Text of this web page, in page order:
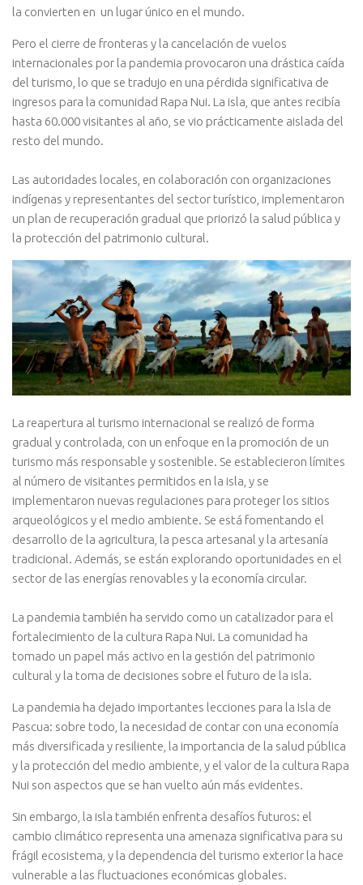
la convierten en un lugar único en el mundo.
Pero el cierre de fronteras y la cancelación de vuelos
internacionales por la pandemia provocaron una drástica caída
del turismo, lo que se tradujo en una pérdida significativa de
ingresos para la comunidad Rapa Nui. La isla, que antes recibía
hasta 60.000 visitantes al año, se vio prácticamente aislada del
resto del mundo.
Las autoridades locales, en colaboración con organizaciones
indígenas y representantes del sector turístico, implementaron
un plan de recuperación gradual que priorizó la salud pública y
la protección del patrimonio cultural.
La reapertura al turismo internacional se realizó de forma
gradual y controlada, con un enfoque en la promoción de un
turismo más responsable y sostenible. Se establecieron límites
al número de visitantes permitidos en la isla, y se
implementaron nuevas regulaciones para proteger los sitios
arqueológicos y el medio ambiente. Se está fomentando el
desarrollo de la agricultura, la pesca artesanal y la artesanía
tradicional. Además, se están explorando oportunidades en el
sector de las energías renovables y la economía circular.
La pandemia también ha servido como un catalizador para el
fortalecimiento de la cultura Rapa Nui. La comunidad ha
tomado un papel más activo en la gestión del patrimonio
cultural y la toma de decisiones sobre el futuro de la isla.
La pandemia ha dejado importantes lecciones para la Isla de
Pascua: sobre todo, la necesidad de contar con una economía
más diversificada y resiliente, la importancia de la salud pública
y la protección del medio ambiente, y el valor de la cultura Rapa
Nui son aspectos que se han vuelto aún más evidentes.
Sin embargo, la isla también enfrenta desafíos futuros: el
cambio climático representa una amenaza significativa para su
frágil ecosistema, y la dependencia del turismo exterior la hace
vulnerable a las fluctuaciones económicas globales.